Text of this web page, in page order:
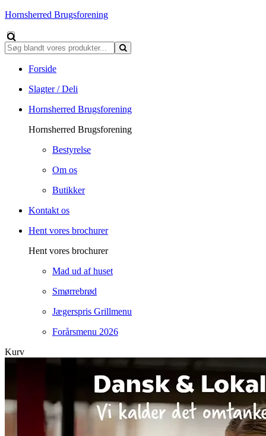
Hornsherred Brugsforening
Forside
Slagter / Deli
Hornsherred Brugsforening
Hornsherred Brugsforening
Bestyrelse
Om os
Butikker
Kontakt os
Hent vores brochurer
Hent vores brochurer
Mad ud af huset
Smørrebrød
Jægerspris Grillmenu
Forårsmenu 2026
Kurv